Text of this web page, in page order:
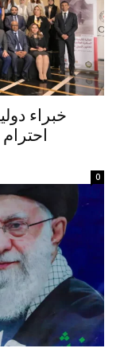
خبراء
0